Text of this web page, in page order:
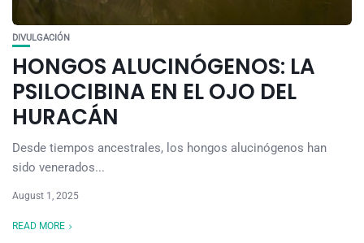
DIVULGACIÓN
HONGOS ALUCINÓGENOS: LA
PSILOCIBINA EN EL OJO DEL
HURACÁN
Desde tiempos ancestrales, los hongos alucinógenos han
sido venerados...
August 1, 2025
READ MORE